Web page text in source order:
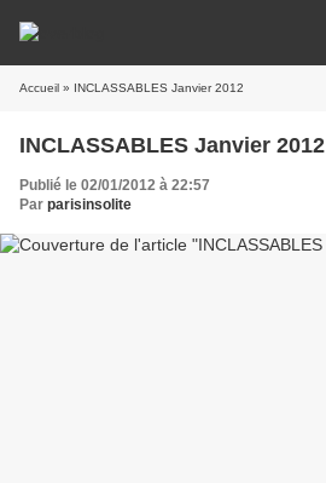
Accueil » INCLASSABLES Janvier 2012
INCLASSABLES Janvier 2012
Publié le 02/01/2012 à 22:57
Par parisinsolite